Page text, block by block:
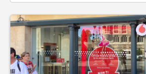
León
Ponferrada